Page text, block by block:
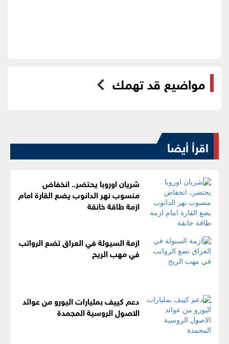
مواضيع قد تهمك
اقرأ أيضا
شريان اوروبا يحتضر.. انخفاض
منسوب نهر الدانوب يضع القارة امام
ازمة طاقة خانقة
ازمة السيولة في العراق تضع الرواتب
في مهب الريح
دعم كييف بمليارات اليورو من عوائد
الاصول الروسية المجمدة